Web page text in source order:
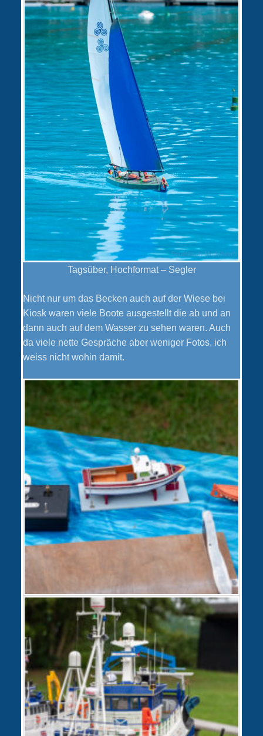
Tagsüber, Hochformat – Segler
Nicht nur um das Becken auch auf der Wiese bei
Kiosk waren viele Boote ausgestellt die ab und an
dann auch auf dem Wasser zu sehen waren. Auch
da viele nette Gespräche aber weniger Fotos, ich
weiss nicht wohin damit.